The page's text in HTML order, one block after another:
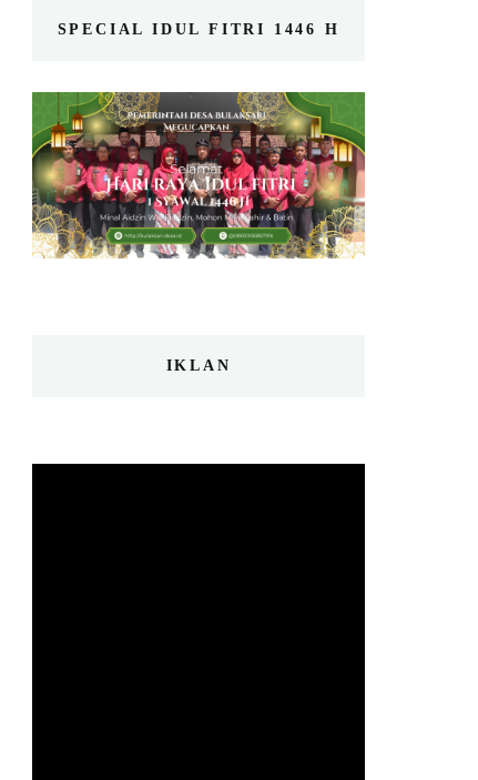
SPECIAL IDUL FITRI 1446 H
IKLAN